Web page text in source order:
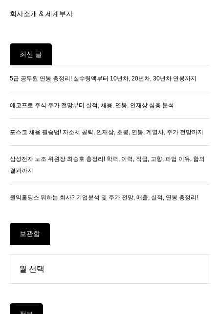
회사소개 & 세계부자
최신 글
5급 공무원 연봉 총정리! 실수령액부터 10년차, 20년차, 30년차 연봉까지
에코프로 주식 주가 전망부터 실적, 채용, 연봉, 인재상 심층 분석
포스코 채용 필승법! 자소서 공략, 인재상, 초봉, 연봉, 계열사, 주가 전망까지
삼성전자 노조 위원장 최승호 총정리! 학력, 이력, 직급, 고향, 파업 이유, 합의
결과까지
원익홀딩스 뭐하는 회사? 기업분석 및 주가 전망, 매출, 실적, 연봉 총정리!
보관함